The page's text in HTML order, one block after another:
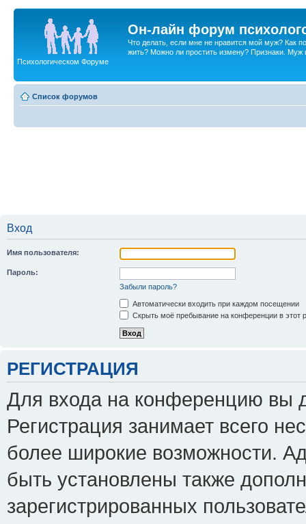
Он-лайн форум
Что делать, если мне не нравится мой муж? Как
жить? Можно ли простить измену? Признаки. Муж
Психологическом Форуме
Список форумов
Вход
Имя пользователя:
Пароль:
Забыли пароль?
Автоматически входить при каждом посещении
Скрыть моё пребывание на конференции в этот
РЕГИСТРАЦИЯ
Для входа на конференцию вы
Регистрация занимает всего
более широкие возможности.
быть установлены также
зарегистрированных